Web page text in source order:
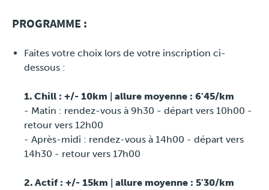
À propos
Jobs
Tests Produits
TraKKs Team
Partenaires
PROGRAMME :
Faites votre choix lors de votre inscription ci-
dessous :
1. Chill : +/- 10km | allure moyenne : 6'45/km
- Matin : rendez-vous à 9h30 - départ vers 10h00 -
retour vers 12h00
- Après-midi : rendez-vous à 14h00 - départ vers
14h30 - retour vers 17h00
2. Actif : +/- 15km | allure moyenne : 5'30/km